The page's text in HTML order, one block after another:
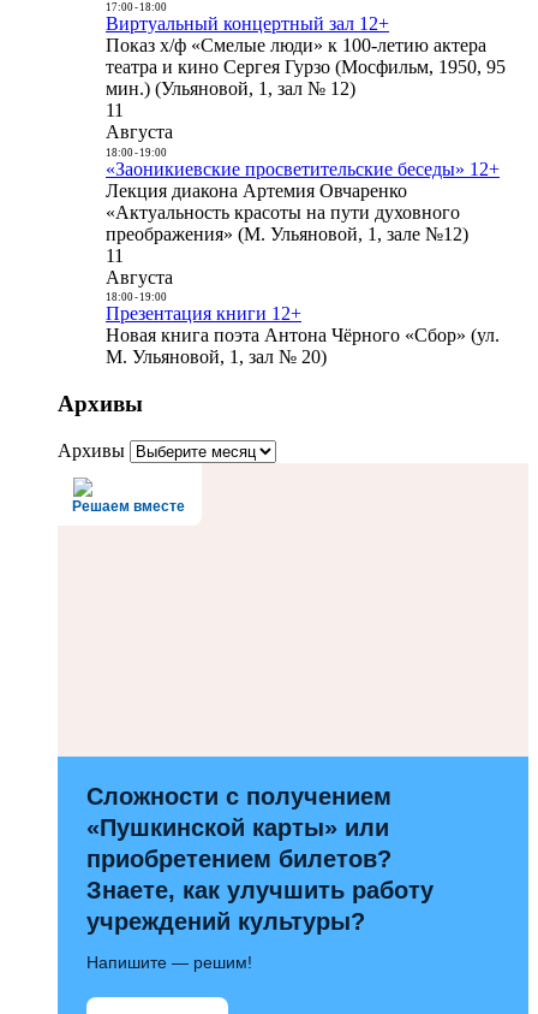
17:00- 18:00
Виртуальный концертный зал 12+
Показ х/ф «Смелые люди» к 100-летию актера
театра и кино Сергея Гурзо (Мосфильм, 1950, 95
мин.) (Ульяновой, 1, зал № 12)
11
Августа
18:00- 19:00
«Заоникиевские просветительские беседы» 12+
Лекция диакона Артемия Овчаренко
«Актуальность красоты на пути духовного
преображения» (М. Ульяновой, 1, зале №12)
11
Августа
18:00- 19:00
Презентация книги 12+
Новая книга поэта Антона Чёрного «Сбор» (ул.
М. Ульяновой, 1, зал № 20)
Архивы
Архивы
Решаем вместе
Сложности с получением
«Пушкинской карты» или
приобретением билетов?
Знаете, как улучшить работу
учреждений культуры?
Напишите — решим!